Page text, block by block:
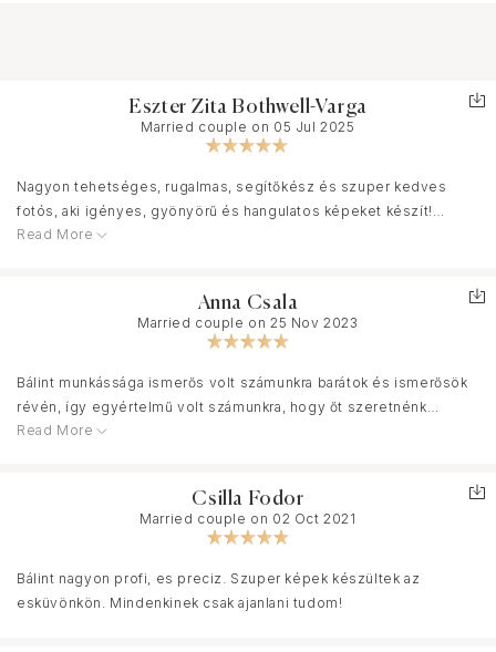
Eszter Zita Bothwell-Varga
Married couple on 05 Jul 2025
Nagyon tehetséges, rugalmas, segítőkész és szuper kedves
fotós, aki igényes, gyönyörű és hangulatos képeket készít!
Nagyon örülünk, hogy Bálintot választottuk életünk legfontosabb
éreztük magunkat, ami nagyon sokat számít. Hálás köszönet!! :)
Read More
Anna Csala
Married couple on 25 Nov 2023
Bálint munkássága ismerős volt számunkra barátok és ismerősök
révén, így egyértelmű volt számunkra, hogy őt szeretnénk
megkérni arra, hogy az esküvőnket dokumentálja - és milyen jól
fotózás során is úgy gondoltuk, hogy Bálintnak sikerült még
rólunk is jó képeket csinálnia, illetve hogy tökéletes érzékkel
szaga lenne. Fantasztikusan dolgozik a fényekkel, egyszerűen
öröm ránézni az összes elkészült képre :3 Az esküvőnk
Read More
Csilla Fodor
Married couple on 02 Oct 2021
Bálint nagyon profi, es preciz. Szuper képek készültek az
esküvönkön. Mindenkinek csak ajanlani tudom!